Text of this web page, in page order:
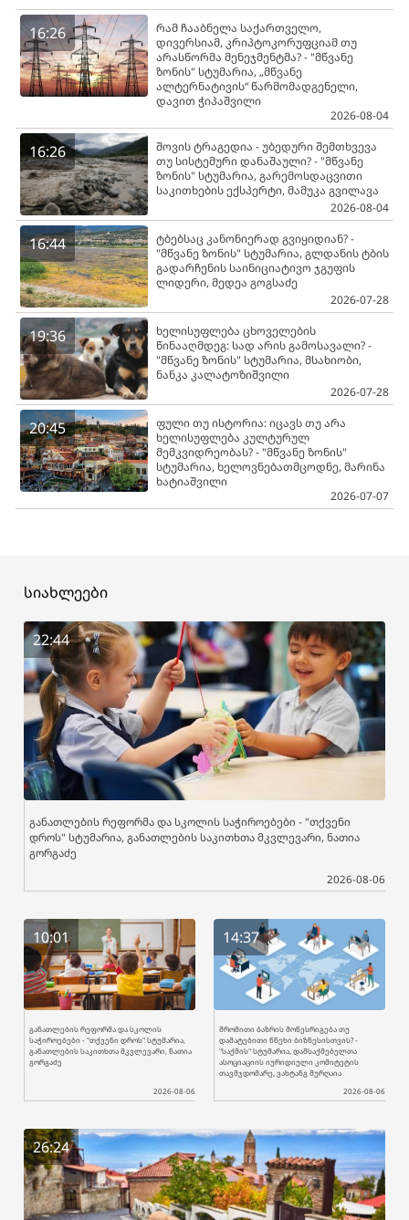
16:26
რამ ჩააბნელა საქართველო,
დივერსიამ, კრიპტოკორუფციამ თუ
არასწორმა მენეჯმენტმა? - "მწვანე
ზონის" სტუმარია, „მწვანე
ალტერნატივის“ წარმომადგენელი,
დავით ჭიპაშვილი
2026-08-04
16:26
შოვის ტრაგედია - უბედური შემთხვევა
თუ სისტემური დანაშაული? - "მწვანე
ზონის" სტუმარია, გარემოსდაცვითი
საკითხების ექსპერტი, მამუკა გვილავა
2026-08-04
16:44
ტბებსაც კანონიერად გვიყიდიან? -
"მწვანე ზონის" სტუმარია, გლდანის ტბის
გადარჩენის საინიციატივო ჯგუფის
ლიდერი, მედეა გოგსაძე
2026-07-28
19:36
ხელისუფლება ცხოველების
წინააღმდეგ: სად არის გამოსავალი? -
"მწვანე ზონის" სტუმარია, მსახიობი,
ნანკა კალატოზიშვილი
2026-07-28
20:45
ფული თუ ისტორია: იცავს თუ არა
ხელისუფლება კულტურულ
მემკვიდრეობას? - "მწვანე ზონის"
სტუმარია, ხელოვნებათმცოდნე, მარინა
ხატიაშვილი
2026-07-07
სიახლეები
22:44
განათლების რეფორმა და სკოლის საჭიროებები - "თქვენი
დროს" სტუმარია, განათლების საკითხთა მკვლევარი, ნათია
გორგაძე
2026-08-06
10:01
განათლების რეფორმა და სკოლის
საჭიროებები - "თქვენი დროს" სტუმარია,
განათლების საკითხთა მკვლევარი, ნათია
გორგაძე
2026-08-06
14:37
შრომითი ბაზრის მოწესრიგება თუ
დამატებითი წნეხი ბიზნესისთვის? -
"საქმის" სტუმარია, დამსაქმებელთა
ასოციაციის იურიდიული კომიტეტის
თავმჯდომარე, ვახტანგ შურღაია
2026-08-06
26:24